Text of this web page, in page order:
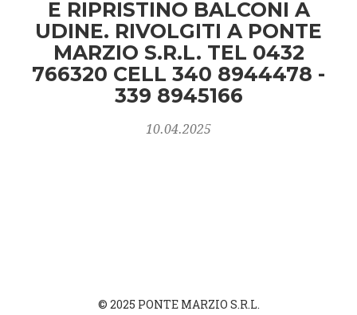
E RIPRISTINO BALCONI A
UDINE. RIVOLGITI A PONTE
MARZIO S.R.L. TEL 0432
766320 CELL 340 8944478 -
339 8945166
10.04.2025
© 2025 PONTE MARZIO S.R.L.